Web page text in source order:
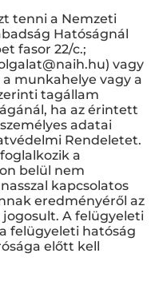
tenni a Nemzeti
Hatóságnál
fasor 22/c.;
vagy
munkahelye vagy a
tagállam
ha az érintett
adatai
Rendeletet.
a
belül nem
kapcsolatos
eredményéről az
A felügyeleti
felügyeleti hatóság
előtt kell